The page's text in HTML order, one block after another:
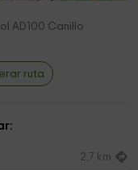
AD100 Canillo
ruta
2,7 km